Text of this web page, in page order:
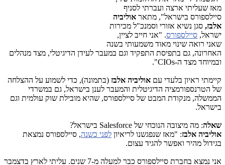
מאז שעליתי ארצה ועברתי לסניף
סיילספורס בישראל", מתאר אוליביה
אלבז, סגן נשיא אזורי וסמנכ"ל מכירות
ישראל, סיילספורס. "אני חייב לציין,
שאני רואה שינוי מאוד משמעותי בשנה
האחרונה, גם בתפיסת התפקיד וגם במעבר לעידן הדיגיטלי, מצד מנהלים
ובמיוחד מצד ה-CIOs
".
קיימתי ראיון בלעדי עם אוליביה אלבז (בתמונה), כדי לשמוע על ההצלחה
של הטרנספורמציה הדיגיטלית והמעבר לענן בישראל, גם במשרדי
הממשלה, מנקודת המבט של סיילספורס, שהיא מובילת שוק עולמית וגם
בישראל.
שאלה: מה מיצובה הנוכחי של Salesforce בישראל?
אוליביה אלבז: "מאז שנפגשנו לריאיון לפני כשנה, סיילספורס נמצאת
בגידול מהיר ואפשר להגיד עצום.
אני נמצא בחברת סיילספורס כבר למעלה מ-7 שנים. עליתי לארץ בדצמבר